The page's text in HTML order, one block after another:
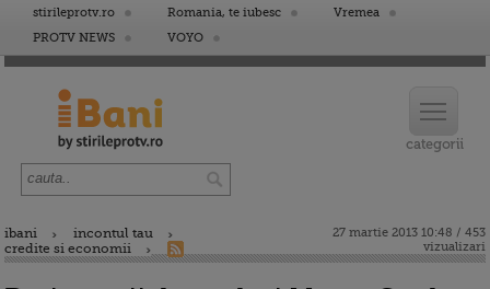
stirileprotv.ro Romania, te iubesc
Vremea
PROTV NEWS
VOYO
ibani
incontul tau
credite si economii
27 martie 2013 10:48 / 453
vizualizari